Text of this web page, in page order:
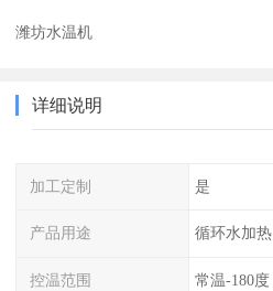
潍坊水温机
详细说明
加工定制 是
产品用途 循环水加热
控温范围 常温-180度